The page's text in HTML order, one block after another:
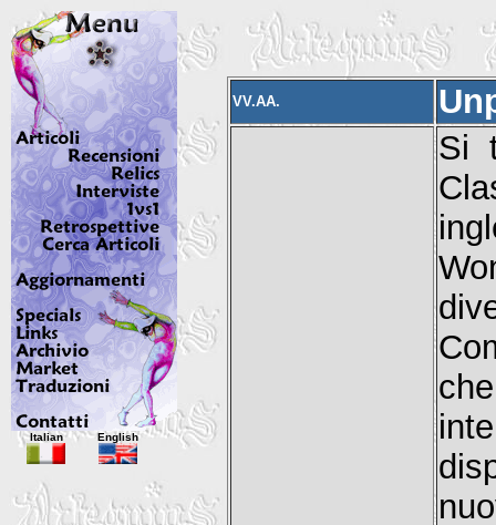
VV.AA.
Si
Italian English